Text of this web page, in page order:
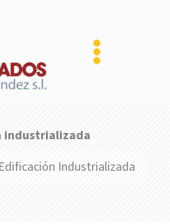
industrializada
Edificación Industrializada